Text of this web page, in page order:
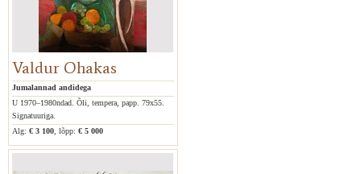
Valdur Ohakas
Jumalannad andidega
U 1970–1980ndad. Õli, tempera, papp. 79x55.
Signatuuriga.
Alg: € 3 100 , lõpp: € 5 000